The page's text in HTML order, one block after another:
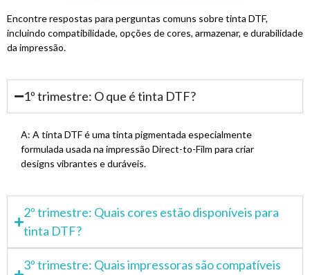
Encontre respostas para perguntas comuns sobre tinta DTF,
incluindo compatibilidade, opções de cores, armazenar, e durabilidade
da impressão.
1º trimestre: O que é tinta DTF?
A: A tinta DTF é uma tinta pigmentada especialmente
formulada usada na impressão Direct-to-Film para criar
designs vibrantes e duráveis.
2º trimestre: Quais cores estão disponíveis para
tinta DTF?
3º trimestre: Quais impressoras são compatíveis